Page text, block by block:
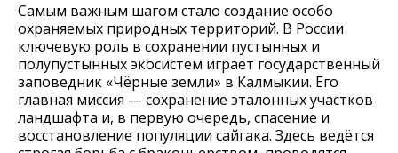
Самым важным шагом стало создание особо
охраняемых природных территорий. В России
ключевую роль в сохранении пустынных и
полупустынных экосистем играет государственный
заповедник «Чёрные земли» в Калмыкии. Его
главная миссия — сохранение эталонных участков
ландшафта и, в первую очередь, спасение и
восстановление популяции сайгака. Здесь ведётся